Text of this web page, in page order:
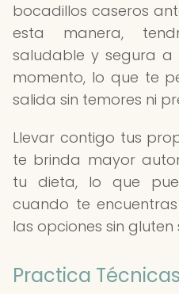
bocadillos caseros
esta manera,
saludable y segura a
momento, lo que te
salida sin temores ni
Llevar contigo tus
te brinda mayor
tu dieta, lo que
cuando te
las opciones sin gluten
Practica